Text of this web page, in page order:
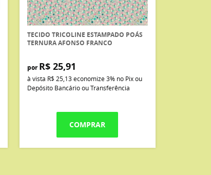
TECIDO TRICOLINE ESTAMPADO POÁS
TERNURA AFONSO FRANCO
por R$ 25,91
à vista R$ 25,13economize3% no Pix ou
Depósito Bancário ou Transferência
COMPRAR